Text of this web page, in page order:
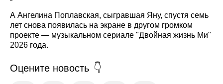
А Ангелина Поплавская, сыгравшая Яну, спустя семь
лет снова появилась на экране в другом громком
проекте — музыкальном сериале "Двойная жизнь Ми"
2026 года.
Оцените новость